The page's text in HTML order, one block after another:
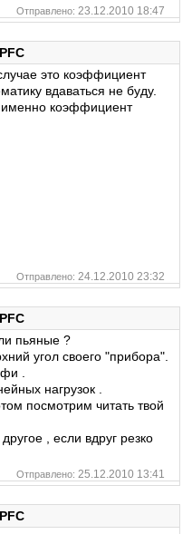
Отправлено: 23.12.2010 18:47
это коэффициент
вдаваться не буду.
коэффициент
Отправлено: 24.12.2010 23:32
пьяные ?
угол своего "прибора".
.
нагрузок .
посмотрим читать твой
, если вдруг резко
Отправлено: 25.12.2010 13:41